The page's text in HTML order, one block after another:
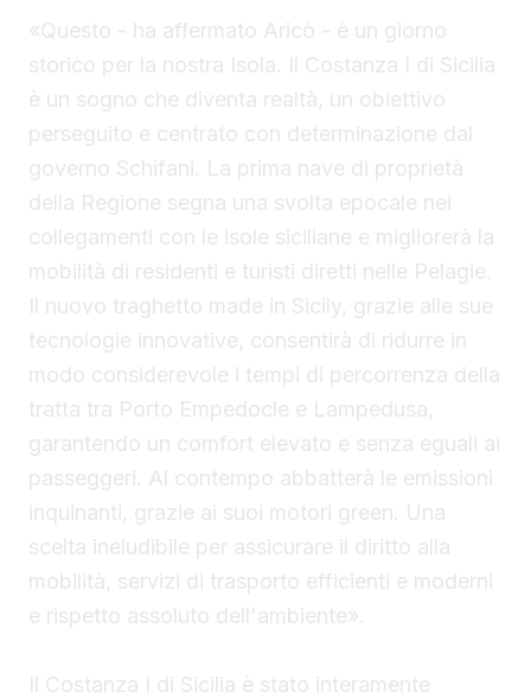
«Questo - ha affermato Aricò - è un giorno
storico per la nostra Isola. Il Costanza I di Sicilia
è un sogno che diventa realtà, un obiettivo
perseguito e centrato con determinazione dal
governo Schifani. La prima nave di proprietà
della Regione segna una svolta epocale nei
collegamenti con le isole siciliane e migliorerà la
mobilità di residenti e turisti diretti nelle Pelagie.
Il nuovo traghetto made in Sicily, grazie alle sue
tecnologie innovative, consentirà di ridurre in
modo considerevole i tempi di percorrenza della
tratta tra Porto Empedocle e Lampedusa,
garantendo un comfort elevato e senza eguali ai
passeggeri. Al contempo abbatterà le emissioni
inquinanti, grazie ai suoi motori green. Una
scelta ineludibile per assicurare il diritto alla
mobilità, servizi di trasporto efficienti e moderni
e rispetto assoluto dell'ambiente».
Il Costanza I di Sicilia è stato interamente